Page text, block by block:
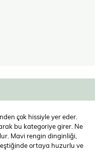
çok hissiyle yer eder.
bu kategoriye girer. Ne
Mavi rengin dinginliği,
ortaya huzurlu ve